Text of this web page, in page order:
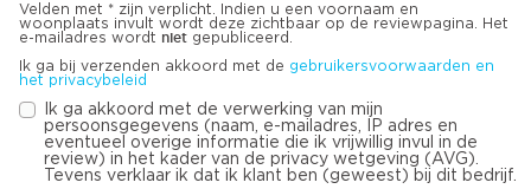
Velden met * zijn verplicht. Indien u een voornaam en
woonplaats invult wordt deze zichtbaar op de reviewpagina. Het
e-mailadres wordt niet gepubliceerd.
Ik ga bij verzenden akkoord met de gebruikersvoorwaarden en
het privacybeleid
Ik ga akkoord met de verwerking van mijn
persoonsgegevens (naam, e-mailadres, IP adres en
eventueel overige informatie die ik vrijwillig invul in de
review) in het kader van de privacy wetgeving (AVG).
Tevens verklaar ik dat ik klant ben (geweest) bij dit bedrijf.